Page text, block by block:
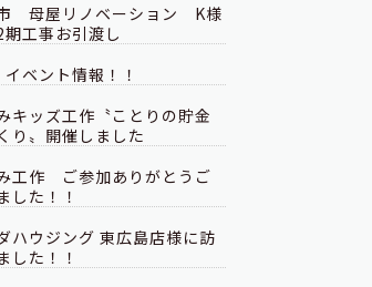
母屋リノベーション K様
工事お引渡し
ベント情報！！
キッズ工作〝ことりの貯金
り〟開催しました
工作 ご参加ありがとうご
した！！
ハウジング 東広島店様に訪
した！！